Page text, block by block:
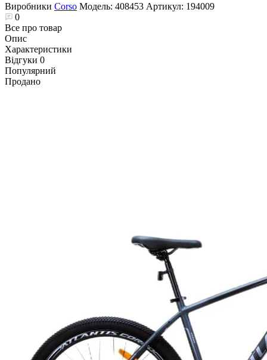
Виробники Corso Модель: 408453 Артикул: 194009
0
Все про товар
Опис
Характеристики
Відгуки 0
Популярний
Продано